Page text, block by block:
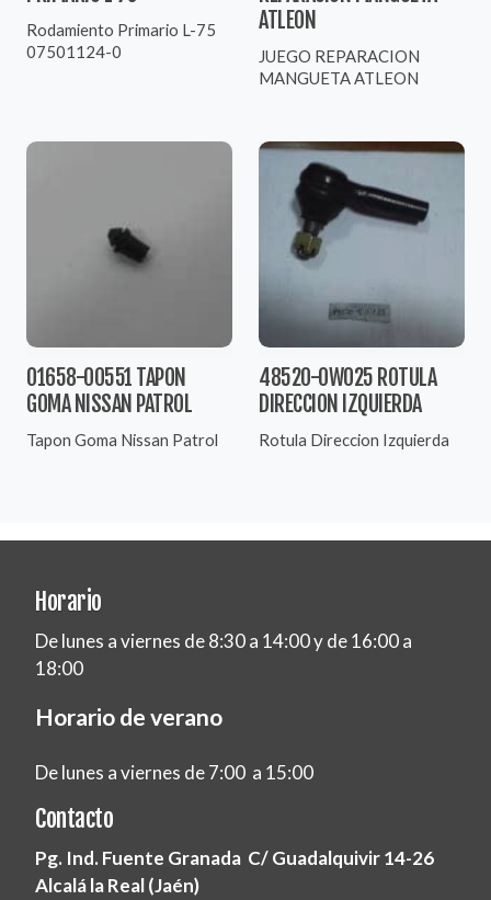
Rodamiento Primario L-75
07501124-0
ATLEON
JUEGO REPARACION
MANGUETA ATLEON
01658-00551 TAPON
GOMA NISSAN PATROL
Tapon Goma Nissan Patrol
48520-0W025 ROTULA
DIRECCION IZQUIERDA
Rotula Direccion Izquierda
Horario
De lunes a viernes de 8:30 a 14:00 y de 16:00 a
18:00
Horario de verano
De lunes a viernes de 7:00 a 15:00
Contacto
Pg. Ind. Fuente Granada C/ Guadalquivir 14-26
Alcalá la Real (Jaén)